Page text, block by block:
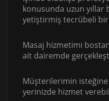
konusunda uzun yıllar
yetiştirmiş tecrübeli
Masaj hizmetimi
ait dairemde
Müşterilerimin isteğine
yerinizde hizmet